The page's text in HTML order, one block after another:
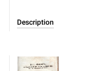
Description